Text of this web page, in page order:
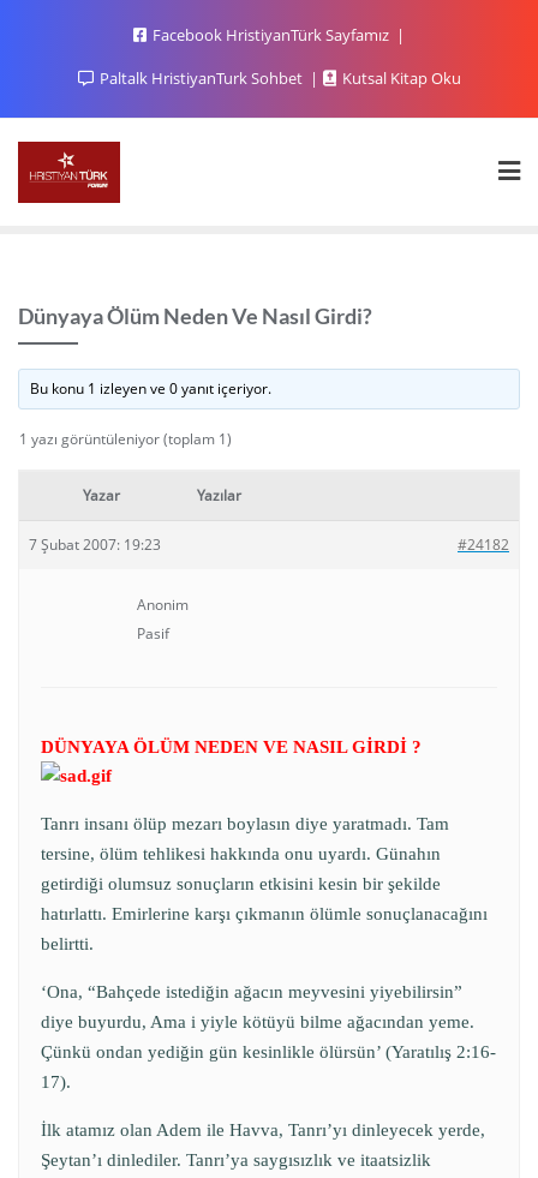
Facebook HristiyanTürk Sayfamız
Paltalk HristiyanTurk Sohbet
Kutsal Kitap Oku
Dünyaya Ölüm Neden Ve Nasıl Girdi?
Bu konu 1 izleyen ve 0 yanıt içeriyor.
1 yazı görüntüleniyor (toplam 1)
Yazar Yazılar
7 Şubat 2007: 19:23 #24182
Anonim
Pasif
DÜNYAYA ÖLÜM NEDEN VE NASIL GİRDİ ?
Tanrı insanı ölüp mezarı boylasın diye yaratmadı. Tam
tersine, ölüm tehlikesi hakkında onu uyardı. Günahın
getirdiği olumsuz sonuçların etkisini kesin bir şekilde
hatırlattı. Emirlerine karşı çıkmanın ölümle sonuçlanacağını
belirtti.
‘Ona, “Bahçede istediğin ağacın meyvesini yiyebilirsin”
diye buyurdu, Ama i yiyle kötüyü bilme ağacından yeme.
Çünkü ondan yediğin gün kesinlikle ölürsün’ (Yaratılış 2:16-
17).
İlk atamız olan Adem ile Havva, Tanrı’yı dinleyecek yerde,
Şeytan’ı dinlediler. Tanrı’ya saygısızlık ve itaatsizlik